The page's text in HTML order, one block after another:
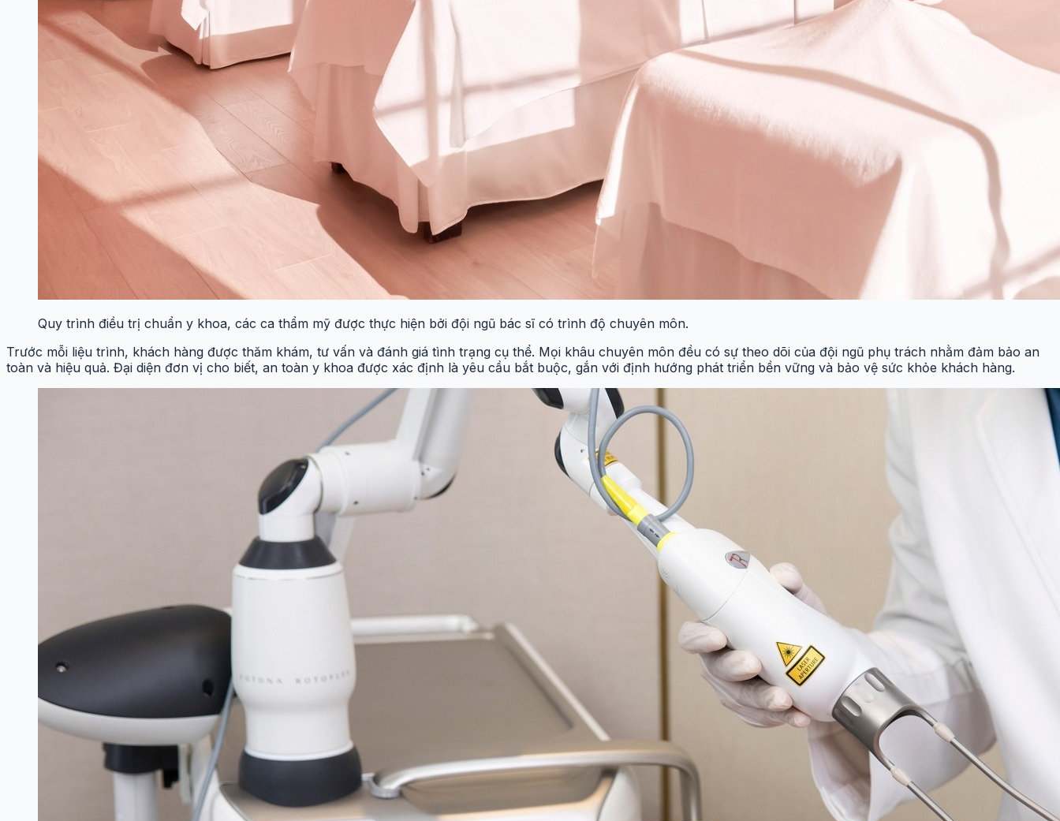
Quy trình điều trị chuẩn y khoa, các ca thẩm mỹ được thực hiện bởi đội ngũ bác sĩ có trình độ chuyên môn.
Trước mỗi liệu trình, khách hàng được thăm khám, tư vấn và đánh giá tình trạng cụ thể. Mọi khâu chuyên môn đều có sự theo dõi của đội ngũ phụ trách nhằm đảm bảo an
toàn và hiệu quả. Đại diện đơn vị cho biết, an toàn y khoa được xác định là yêu cầu bắt buộc, gắn với định hướng phát triển bền vững và bảo vệ sức khỏe khách hàng.